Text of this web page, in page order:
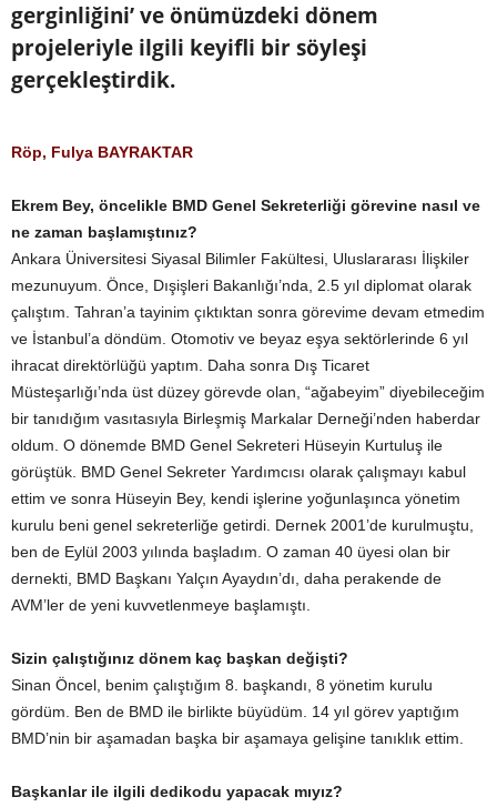
gerginliğini’ ve önümüzdeki dönem
projeleriyle ilgili keyifli bir söyleşi
gerçekleştirdik.
Röp, Fulya BAYRAKTAR
Ekrem Bey, öncelikle BMD Genel Sekreterliği görevine nasıl ve
ne zaman başlamıştınız?
Ankara Üniversitesi Siyasal Bilimler Fakültesi, Uluslararası İlişkiler
mezunuyum. Önce, Dışişleri Bakanlığı’nda, 2.5 yıl diplomat olarak
çalıştım. Tahran’a tayinim çıktıktan sonra görevime devam etmedim
ve İstanbul’a döndüm. Otomotiv ve beyaz eşya sektörlerinde 6 yıl
ihracat direktörlüğü yaptım. Daha sonra Dış Ticaret
Müsteşarlığı’nda üst düzey görevde olan, “ağabeyim” diyebileceğim
bir tanıdığım vasıtasıyla Birleşmiş Markalar Derneği’nden haberdar
oldum. O dönemde BMD Genel Sekreteri Hüseyin Kurtuluş ile
görüştük. BMD Genel Sekreter Yardımcısı olarak çalışmayı kabul
ettim ve sonra Hüseyin Bey, kendi işlerine yoğunlaşınca yönetim
kurulu beni genel sekreterliğe getirdi. Dernek 2001’de kurulmuştu,
ben de Eylül 2003 yılında başladım. O zaman 40 üyesi olan bir
dernekti, BMD Başkanı Yalçın Ayaydın’dı, daha perakende de
AVM’ler de yeni kuvvetlenmeye başlamıştı.
Sizin çalıştığınız dönem kaç başkan değişti?
Sinan Öncel, benim çalıştığım 8. başkandı, 8 yönetim kurulu
gördüm. Ben de BMD ile birlikte büyüdüm. 14 yıl görev yaptığım
BMD’nin bir aşamadan başka bir aşamaya gelişine tanıklık ettim.
Başkanlar ile ilgili dedikodu yapacak mıyız?